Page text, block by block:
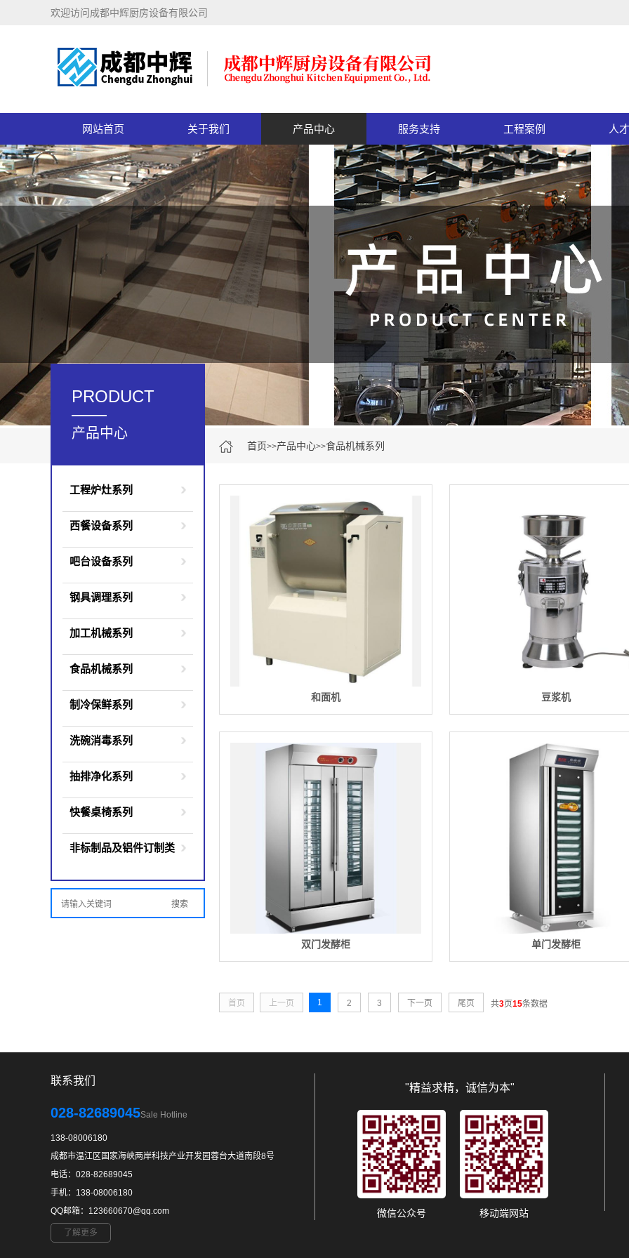
欢迎访问成都中辉厨房设备有限公司
网站首页 关于我们 产品中心 服务支持 工程案例 人
首页>>产品中心>>食品机械系列
PRODUCT
产品中心
工程炉灶系列
西餐设备系列
吧台设备系列
钢具调理系列
加工机械系列
食品机械系列
制冷保鲜系列
洗碗消毒系列
抽排净化系列
快餐桌椅系列
非标制品及铝件订制类
和面机 豆浆机
双门发酵柜 单门发酵柜
首页 上一页 1 2 3 下一页 尾页 共3页15条数据
联系我们
028-82689045Sale Hotline
138-08006180
成都市温江区国家海峡两岸科技产业开发园蓉台大道南段8号
电话：028-82689045
手机：138-08006180
QQ邮箱：123660670@qq.com
了解更多
"精益求精，诚信为本"
微信公众号 移动端网站